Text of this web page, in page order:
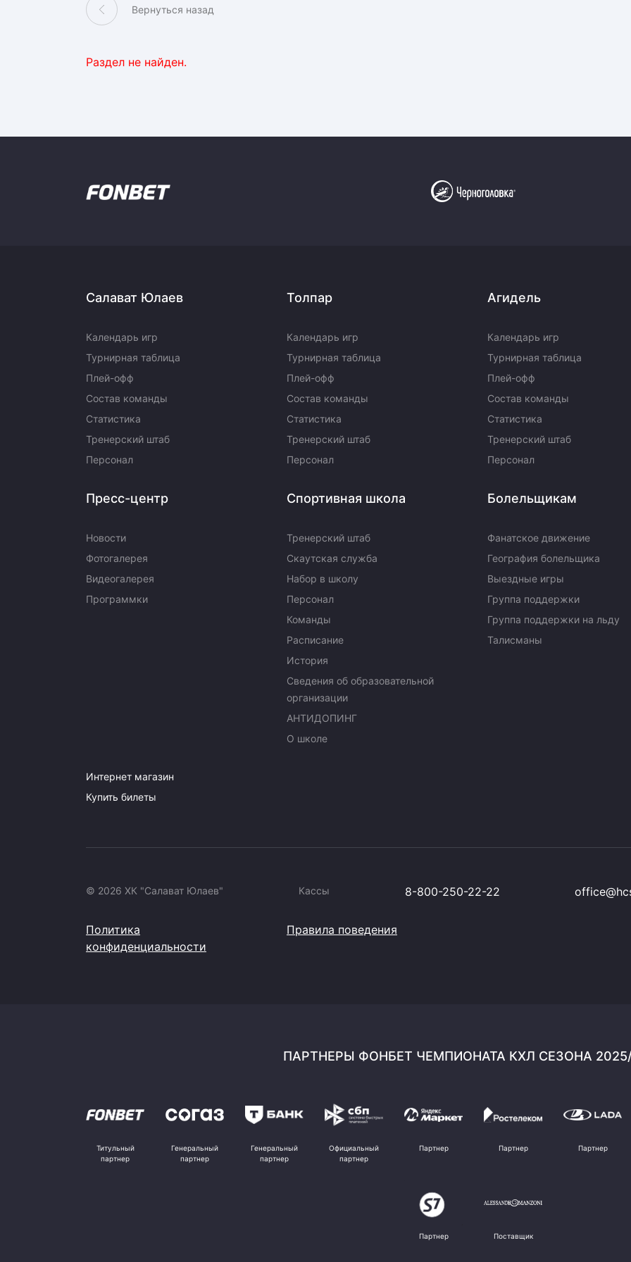
Локомотив
Вернуться назад
Раздел не найден.
Салават Юлаев
Календарь игр
Турнирная таблица
Плей-офф
Состав команды
Статистика
Тренерский штаб
Персонал
Толпар
Календарь игр
Турнирная таблица
Плей-офф
Состав команды
Статистика
Тренерский штаб
Персонал
Агидель
Календарь игр
Турнирная таблица
Плей-офф
Состав команды
Статистика
Тренерский штаб
Персонал
Пресс-центр
Новости
Фотогалерея
Видеогалерея
Программки
Спортивная школа
Тренерский штаб
Скаутская служба
Набор в школу
Персонал
Команды
Расписание
История
Сведения об образовательной
организации
АНТИДОПИНГ
О школе
Болельщикам
Фанатское движение
География болельщика
Выездные игры
Группа поддержки
Группа поддержки на льду
Талисманы
Интернет магазин
Купить билеты
© 2026 ХК "Салават Юлаев" Кассы 8-800-250-22-22
Политика
конфиденциальности
Правила поведения
ПАРТНЕРЫ ФОНБЕТ ЧЕМПИОНАТА КХЛ СЕЗОНА
Титульный
партнер
Генеральный
партнер
Генеральный
партнер
Официальный
партнер
Партнер Партнер Партнер
Партнер Поставщик